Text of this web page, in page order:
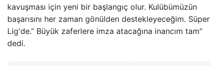
kavuşması için yeni bir başlangıç ​​olur. Kulübümüzün
başarısını her zaman gönülden destekleyeceğim. Süper
Lig'de.” Büyük zaferlere imza atacağına inancım tam”
dedi.